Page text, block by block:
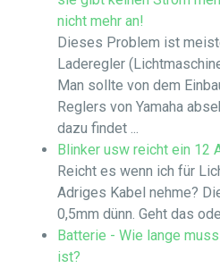
nicht mehr an!
Dieses Problem ist
Laderegler
Man sollte von dem
Reglers von Yamaha
dazu findet ...
Blinker usw reicht ein 12
Reicht es wenn ich für
Adriges Kabel nehme?
0,5mm dünn. Geht das
Batterie - Wie lange
ist?